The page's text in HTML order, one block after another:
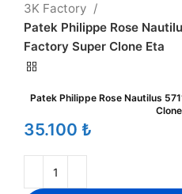
3K Factory
Patek Philippe Rose
Factory Super Clone Eta
Patek Philippe Rose Nautilus
₺